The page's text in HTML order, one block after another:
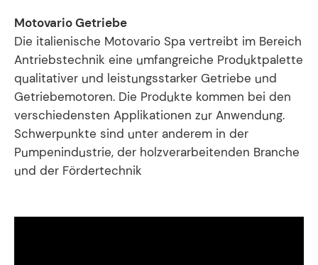
Motovario Getriebe
Die italienische Motovario Spa vertreibt im Bereich
Antriebstechnik eine umfangreiche Produktpalette
qualitativer und leistungsstarker Getriebe und
Getriebemotoren. Die Produkte kommen bei den
verschiedensten Applikationen zur Anwendung.
Schwerpunkte sind unter anderem in der
Pumpenindustrie, der holzverarbeitenden Branche
und der Fördertechnik